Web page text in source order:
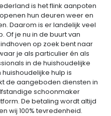
is het flink aanpoten
hun deuren weer en
Daarom is er landelijk veel
Of je nu in de buurt van
op zoek bent naar
je als particulier én als
in de huishoudelijke
hulp is
de aangeboden diensten in
schoonmaker
De betaling wordt altijd
wij 100% tevredenheid.